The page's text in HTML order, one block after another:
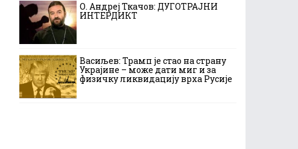
О. Андреј Ткачов: ДУГОТРАЈНИ
ИНТЕРДИКТ
Васиљев: Трамп је стао на страну
Украјине – може дати миг и за
физичку ликвидацију врха Русије